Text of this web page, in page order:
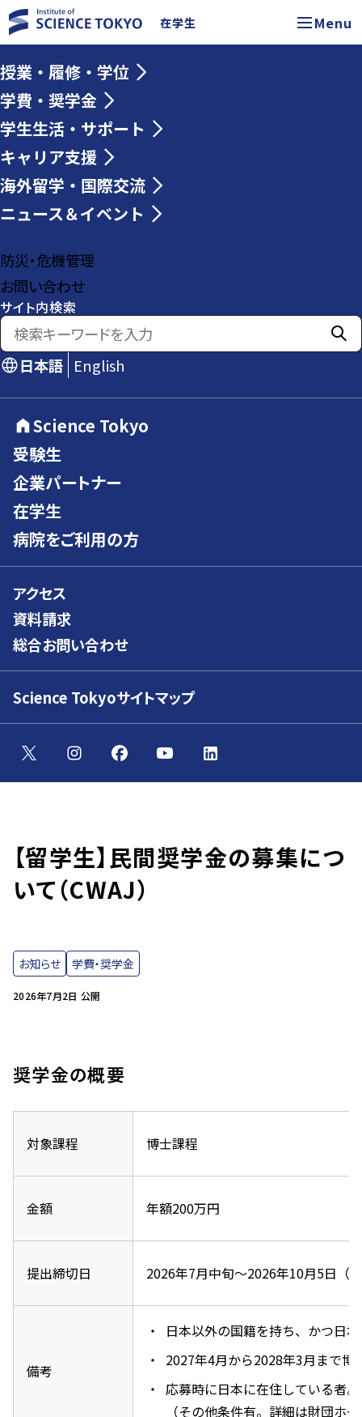
在学生 Menu
授業・履修・学位
学費・奨学金
学生生活・サポート
キャリア支援
海外留学・国際交流
ニュース＆イベント
防災・危機管理
お問い合わせ
サイト内検索
日本語 English
Science Tokyo
受験生
企業パートナー
在学生
病院をご利用の方
アクセス
資料請求
総合お問い合わせ
Science Tokyoサイトマップ
【留学生】民間奨学金の募集につ
いて（CWAJ）
2026年7月2日 公開
お知らせ 学費・奨学金
奨学金の概要
対象課程 博士課程
金額 年額200万円
提出締切日 2026年7月中旬～2026年10月5日（
備考
日本以外の国籍を持ち、かつ日
2027年4月から2028年3月まで博
応募時に日本に在住している者。
（その他条件有。詳細は財団ホ